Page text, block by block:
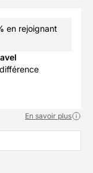
en rejoignant
En savoir plus